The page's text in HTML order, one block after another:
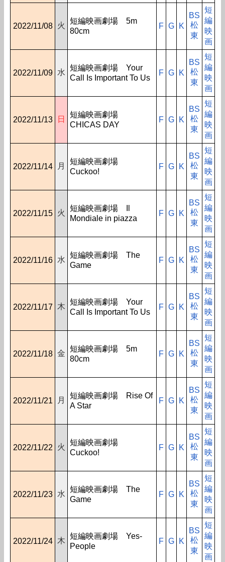
2022/11/08 火
短編映画劇場 5m
80cm
F G K
BS
松
東
短
編
映
画
2022/11/09 水
短編映画劇場 Your
Call Is Important To Us
F G K
BS
松
東
短
編
映
画
2022/11/13 日
短編映画劇場
CHICAS DAY
F G K
BS
松
東
短
編
映
画
2022/11/14 月
短編映画劇場
Cuckoo!
F G K
BS
松
東
短
編
映
画
2022/11/15 火
短編映画劇場 Il
Mondiale in piazza
F G K
BS
松
東
短
編
映
画
2022/11/16 水
短編映画劇場 The
Game
F G K
BS
松
東
短
編
映
画
2022/11/17 木
短編映画劇場 Your
Call Is Important To Us
F G K
BS
松
東
短
編
映
画
2022/11/18 金
短編映画劇場 5m
80cm
F G K
BS
松
東
短
編
映
画
2022/11/21 月
短編映画劇場 Rise Of
A Star
F G K
BS
松
東
短
編
映
画
2022/11/22 火
短編映画劇場
Cuckoo!
F G K
BS
松
東
短
編
映
画
2022/11/23 水
短編映画劇場 The
Game
F G K
BS
松
東
短
編
映
画
2022/11/24 木
短編映画劇場 Yes-
People
F G K
BS
松
東
短
編
映
画